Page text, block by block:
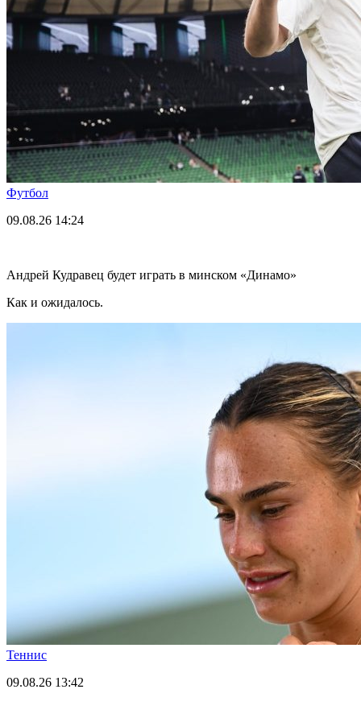
Футбол
09.08.26 14:24
Андрей Кудравец будет играть в минском «Динамо»
Как и ожидалось.
Теннис
09.08.26 13:42